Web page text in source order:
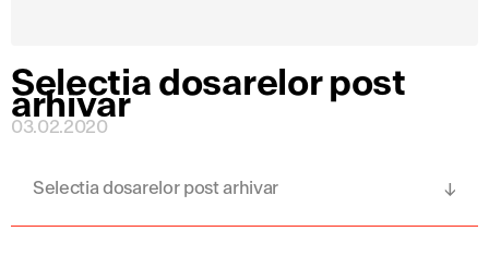
Selectia dosarelor post
arhivar
03.02.2020
Selectia dosarelor post arhivar